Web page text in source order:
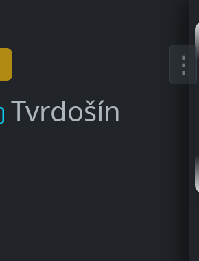
Tvrdošín